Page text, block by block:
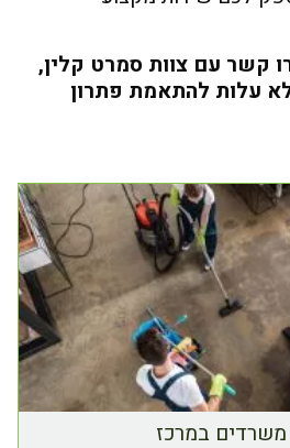
קשר עם צוות סמרט קלין,
עלות להתאמת פתרון
משרדים במרכז